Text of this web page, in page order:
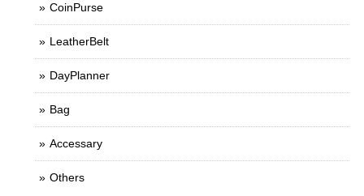
CoinPurse
LeatherBelt
DayPlanner
Bag
Accessary
Others